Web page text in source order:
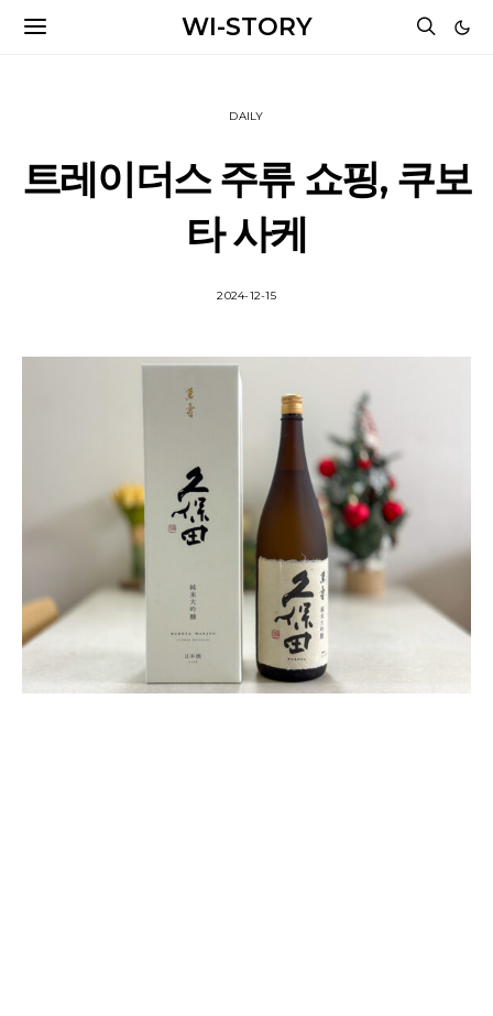
WI-STORY
DAILY
트레이더스 주류 쇼핑, 쿠보
타 사케
2024-12-15